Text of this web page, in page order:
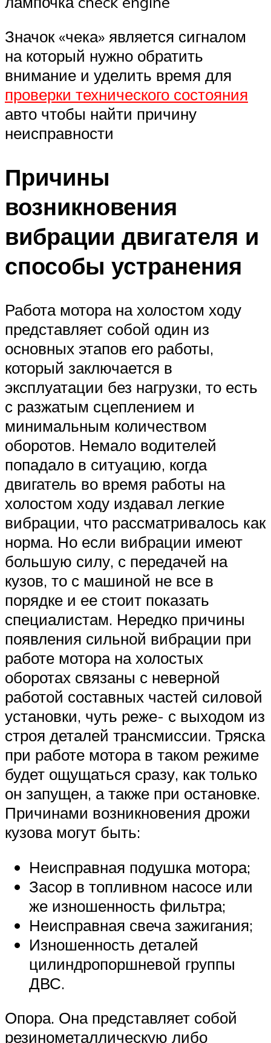
Значок «чека» является сигналом
на который нужно обратить
внимание и уделить время для
проверки технического состояния
авто чтобы найти причину
неисправности
Причины
возникновения
вибрации двигателя и
способы устранения
Работа мотора на холостом ходу
представляет собой один из
основных этапов его работы,
который заключается в
эксплуатации без нагрузки, то есть
с разжатым сцеплением и
минимальным количеством
оборотов. Немало водителей
попадало в ситуацию, когда
двигатель во время работы на
холостом ходу издавал легкие
вибрации, что рассматривалось как
норма. Но если вибрации имеют
большую силу, с передачей на
кузов, то с машиной не все в
порядке и ее стоит показать
специалистам. Нередко причины
появления сильной вибрации при
работе мотора на холостых
оборотах связаны с неверной
работой составных частей силовой
установки, чуть реже- с выходом из
строя деталей трансмиссии. Тряска
при работе мотора в таком режиме
будет ощущаться сразу, как только
он запущен, а также при остановке.
Причинами возникновения дрожи
кузова могут быть:
Неисправная подушка мотора;
Засор в топливном насосе или
же изношенность фильтра;
Неисправная свеча зажигания;
Изношенность деталей
цилиндропоршневой группы
ДВС.
Опора. Она представляет собой
резинометаллическую либо